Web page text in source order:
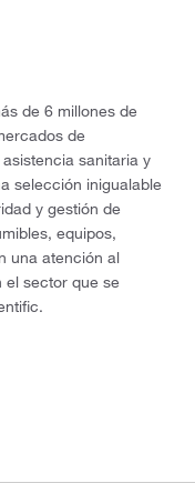
de 6 millones de
de
sanitaria y
selección inigualable
y gestión de
equipos,
una atención al
el sector que se